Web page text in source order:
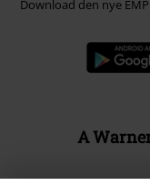
Download den nye
A